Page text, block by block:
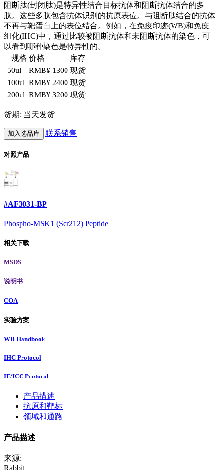
阻断肽(封闭肽)是特异性结合目标抗体和阻断抗体结合的多
肽。这些多肽包含抗体识别的抗原表位。与阻断肽结合的抗体
不再与靶蛋白上的表位结合。例如，在免疫印迹(WB)和免疫
组化(IHC)中，通过比较被阻断抗体和未阻断抗体的染色，可
以看到哪种染色是特异性的。
规格 价格
库存
50ul
RMB¥ 1300 现货
100ul RMB¥ 2400 现货
200ul RMB¥ 3200 现货
货期: 当天发货
加入选品库 联系销售
对照产品
#AF3031-BP
Phospho-MSK1 (Ser212) Peptide
相关下载
MSDS
说明书
COA
实验方案
WB Handbook
IHC Protocol
IF/ICC Protocol
产品描述
抗原和靶标
领域和通路
产品描述
来源:
Rabbit